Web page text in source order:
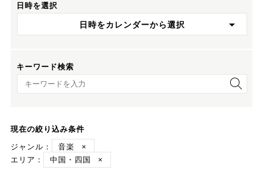
日時を選択
日時をカレンダーから選択
キーワード検索
キーワード検索
現在の絞り込み条件
ジャンル：
音楽
×
エリア：
中国・四国 ×